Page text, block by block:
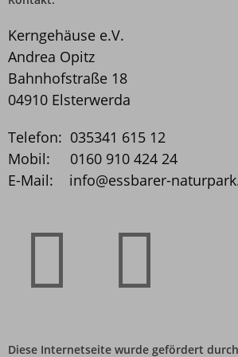
Kerngehäuse e.V.
Andrea Opitz
Bahnhofstraße 18
04910 Elsterwerda
Telefon: 035341 615 12
Mobil: 0160 910 424 24
E-Mail: info@essbarer­-
Diese Internetseite wurde gefördert